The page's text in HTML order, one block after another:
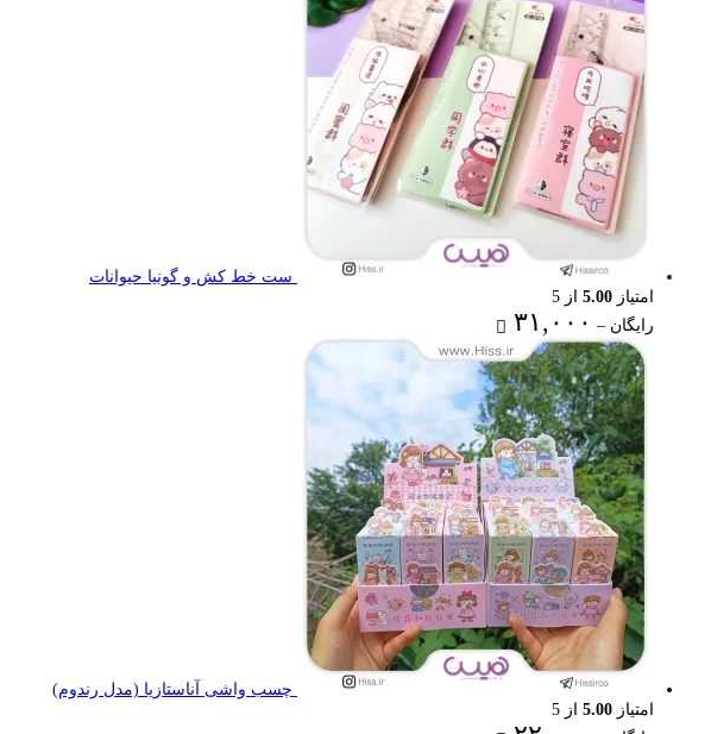
ست خط کش و گونیا حیوانات
امتیاز 5.00 از 5
رایگان – ۳۱,۰۰۰
رایگان
through
۳۱,۰۰۰ تومان
چسب واشی آناستازیا (مدل رندوم)
امتیاز 5.00 از 5